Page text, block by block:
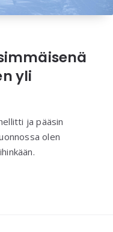
yli
ja pääsin
olen